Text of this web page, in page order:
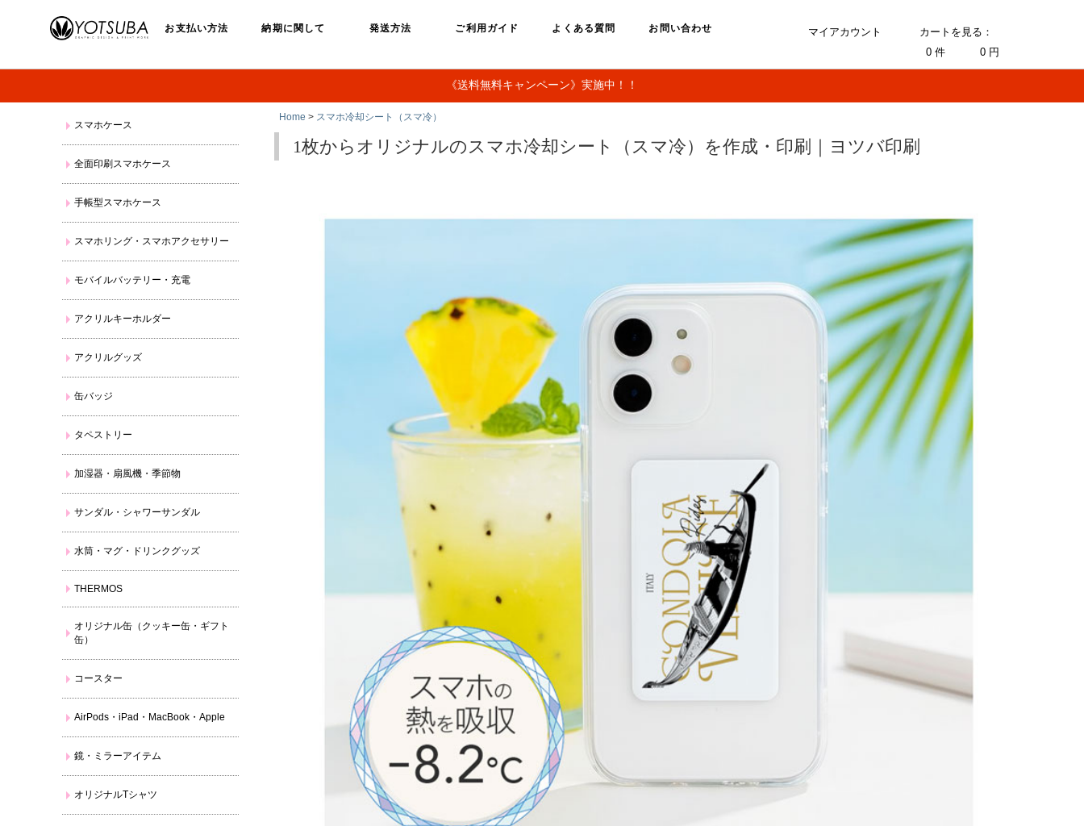
お支払い方法 納期に関して 発送方法 ご利用ガイド よくある質問 お問い合わせ マイアカウント
カートを見る：
0 件 0 円
《送料無料キャンペーン》実施中！！
スマホケース
全面印刷スマホケース
手帳型スマホケース
スマホリング・スマホアクセサリー
モバイルバッテリー・充電
アクリルキーホルダー
アクリルグッズ
缶バッジ
タペストリー
加湿器・扇風機・季節物
サンダル・シャワーサンダル
水筒・マグ・ドリンクグッズ
THERMOS
オリジナル缶（クッキー缶・ギフト
缶）
コースター
AirPods・iPad・MacBook・Apple
鏡・ミラーアイテム
オリジナルTシャツ
Home > スマホ冷却シート（スマ冷）
1枚からオリジナルのスマホ冷却シート（スマ冷）を作成・印刷｜ヨツバ印刷